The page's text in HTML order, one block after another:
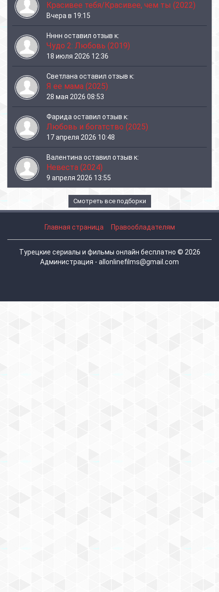
Красивее тебя/Красивее, чем ты (2022)
Вчера в 19:15
Нннн оставил отзыв к:
Чудо 2: Любовь (2019)
18 июля 2026 12:36
Светлана оставил отзыв к:
Я ее мама (2025)
28 мая 2026 08:53
Фарида оставил отзыв к:
Любовь и богатство (2025)
17 апреля 2026 10:48
Валентина оставил отзыв к:
Невеста (2024)
9 апреля 2026 13:55
Смотреть все подборки
Главная страница Правообладателям
Турецкие сериалы и фильмы онлайн бесплатно © 2026
Администрация - allonlinefilms@gmail.com